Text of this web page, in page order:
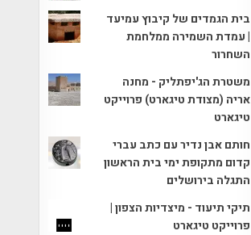
בית הגמדים של קיבוץ עמיעד
| עמדת השמירה ממלחמת
השחרור
משטרת הג'יפתליק - מחנה
אריה (מצודת טיגארט) פרוייקט
טיגארט
חותם אבן נדיר עם כתב עברי
קדום מתקופת ימי בית הראשון
התגלה בירושלים
תיקי תיעוד - מיצדיות הצפון |
פרוייקט טיגארט